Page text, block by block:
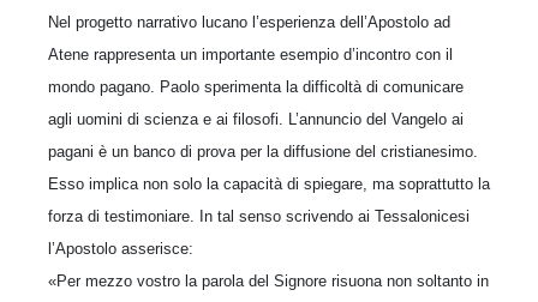
Nel progetto narrativo lucano l’esperienza dell’Apostolo ad
Atene rappresenta un importante esempio d’incontro con il
mondo pagano. Paolo sperimenta la difficoltà di comunicare
agli uomini di scienza e ai filosofi. L’annuncio del Vangelo ai
pagani è un banco di prova per la diffusione del cristianesimo.
Esso implica non solo la capacità di spiegare, ma soprattutto la
forza di testimoniare. In tal senso scrivendo ai Tessalonicesi
l’Apostolo asserisce:
«Per mezzo vostro la parola del Signore risuona non soltanto in